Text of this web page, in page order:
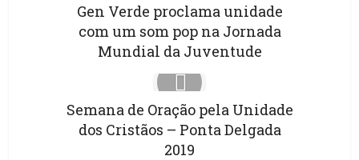
Gen Verde proclama unidade
com um som pop na Jornada
Mundial da Juventude
Semana de Oração pela Unidade
dos Cristãos – Ponta Delgada
2019